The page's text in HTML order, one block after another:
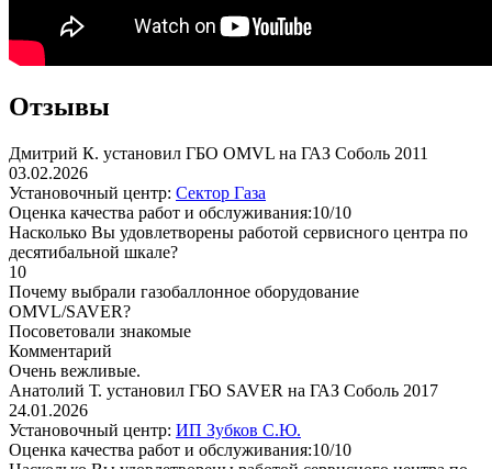
Отзывы
Дмитрий К. установил ГБО OMVL на ГАЗ Соболь 2011
03.02.2026
Установочный центр: Сектор Газа
Оценка качества работ и обслуживания:10/10
Насколько Вы удовлетворены работой сервисного центра по
десятибальной шкале?
10
Почему выбрали газобаллонное оборудование
OMVL/SAVER?
Посоветовали знакомые
Комментарий
Очень вежливые.
Анатолий Т. установил ГБО SAVER на ГАЗ Соболь 2017
24.01.2026
Установочный центр: ИП Зубков С.Ю.
Оценка качества работ и обслуживания:10/10